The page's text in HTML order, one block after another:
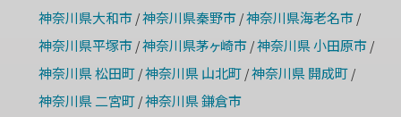
神奈川県大和市/神奈川県秦野市/神奈川県海老名市/
神奈川県平塚市/神奈川県茅ヶ崎市/神奈川県 小田原市/
神奈川県 松田町/神奈川県 山北町/神奈川県 開成町/
神奈川県 二宮町/神奈川県 鎌倉市